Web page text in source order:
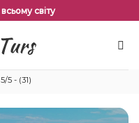
світу
5/5 - (31)